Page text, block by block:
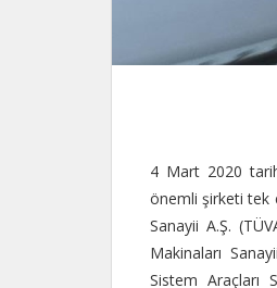
4 Mart 2020
önemli şirketi tek
Sanayii A.Ş.
Makinaları
Sistem Araçları